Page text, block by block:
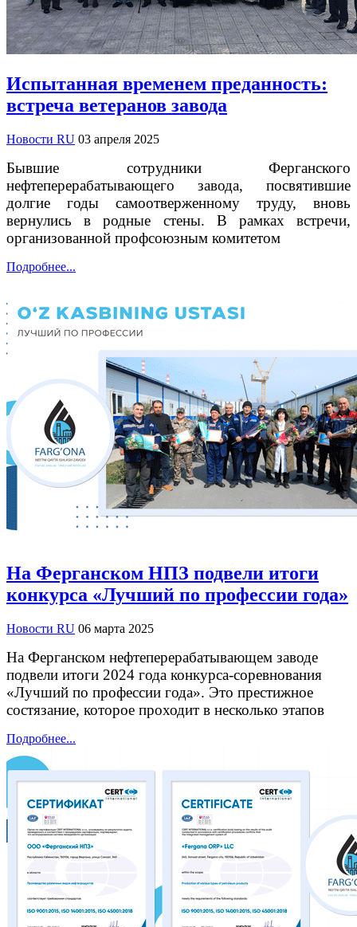
Испытанная временем преданность:
встреча ветеранов завода
Новости RU 03 апреля 2025
Бывшие сотрудники Ферганского
нефтеперерабатывающего завода, посвятившие
долгие годы самоотверженному труду, вновь
вернулись в родные стены. В рамках встречи,
организованной профсоюзным комитетом
Подробнее...
На Ферганском НПЗ подвели итоги
конкурса «Лучший по профессии года»
Новости RU 06 марта 2025
На Ферганском нефтеперерабатывающем заводе
подвели итоги 2024 года конкурса-соревнования
«Лучший по профессии года». Это престижное
состязание, которое проходит в несколько этапов
Подробнее...